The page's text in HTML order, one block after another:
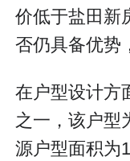
价低于盐田新
否仍具备优势
在户型设计方
之一，该户型
源户型面积为